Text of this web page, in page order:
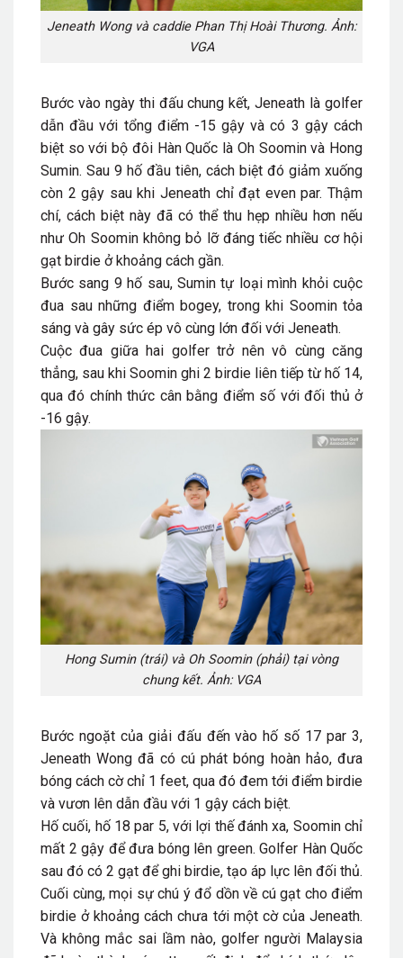
Jeneath Wong và caddie Phan Thị Hoài Thương. Ảnh:
VGA
Bước vào ngày thi đấu chung kết, Jeneath là golfer
dẫn đầu với tổng điểm -15 gậy và có 3 gậy cách
biệt so với bộ đôi Hàn Quốc là Oh Soomin và Hong
Sumin. Sau 9 hố đầu tiên, cách biệt đó giảm xuống
còn 2 gậy sau khi Jeneath chỉ đạt even par. Thậm
chí, cách biệt này đã có thể thu hẹp nhiều hơn nếu
như Oh Soomin không bỏ lỡ đáng tiếc nhiều cơ hội
gạt birdie ở khoảng cách gần.
Bước sang 9 hố sau, Sumin tự loại mình khỏi cuộc
đua sau những điểm bogey, trong khi Soomin tỏa
sáng và gây sức ép vô cùng lớn đối với Jeneath.
Cuộc đua giữa hai golfer trở nên vô cùng căng
thẳng, sau khi Soomin ghi 2 birdie liên tiếp từ hố 14,
qua đó chính thức cân bằng điểm số với đối thủ ở
-16 gậy.
Hong Sumin (trái) và Oh Soomin (phải) tại vòng
chung kết. Ảnh: VGA
Bước ngoặt của giải đấu đến vào hố số 17 par 3,
Jeneath Wong đã có cú phát bóng hoàn hảo, đưa
bóng cách cờ chỉ 1 feet, qua đó đem tới điểm birdie
và vươn lên dẫn đầu với 1 gậy cách biệt.
Hố cuối, hố 18 par 5, với lợi thế đánh xa, Soomin chỉ
mất 2 gậy để đưa bóng lên green. Golfer Hàn Quốc
sau đó có 2 gạt để ghi birdie, tạo áp lực lên đối thủ.
Cuối cùng, mọi sự chú ý đổ dồn về cú gạt cho điểm
birdie ở khoảng cách chưa tới một cờ của Jeneath.
Và không mắc sai lầm nào, golfer người Malaysia